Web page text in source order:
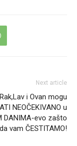
Next article
Rak,Lav i Ovan mogu
NEOČEKIVANO u
DANIMA-evo zašto
vam ČESTITAMO!